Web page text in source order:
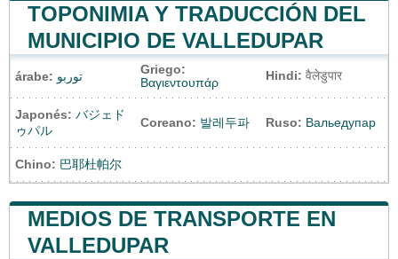
TOPONIMIA Y TRADUCCIÓN DEL
MUNICIPIO DE VALLEDUPAR
árabe: توربو
Griego:
Βαγιεντουπάρ
Hindi: वैलेडुपार
Japonés: バジェド
ゥパル
Coreano: 발레두파 Ruso: Вальедупар
Chino: 巴耶杜帕尔
MEDIOS DE TRANSPORTE EN
VALLEDUPAR